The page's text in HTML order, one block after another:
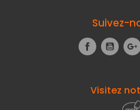
Suivez-
Visitez